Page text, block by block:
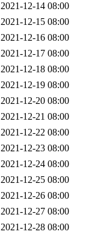
2021-12-14 08:00
2021-12-15 08:00
2021-12-16 08:00
2021-12-17 08:00
2021-12-18 08:00
2021-12-19 08:00
2021-12-20 08:00
2021-12-21 08:00
2021-12-22 08:00
2021-12-23 08:00
2021-12-24 08:00
2021-12-25 08:00
2021-12-26 08:00
2021-12-27 08:00
2021-12-28 08:00